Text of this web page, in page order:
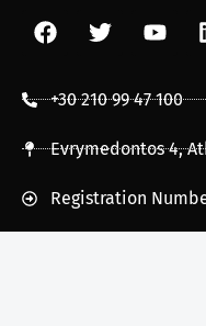
+30 210 99 47 100
Evrymedontos 4,
Registration